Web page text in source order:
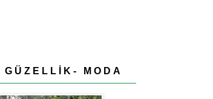
GÜZELLİK- MODA